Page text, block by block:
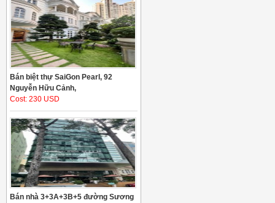
Bán biệt thự SaiGon Pearl, 92
Nguyễn Hữu Cảnh,
Cost: 230 USD
Bán nhà 3+3A+3B+5 đường Sương